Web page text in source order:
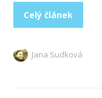
Celý článek
Jana Sudková